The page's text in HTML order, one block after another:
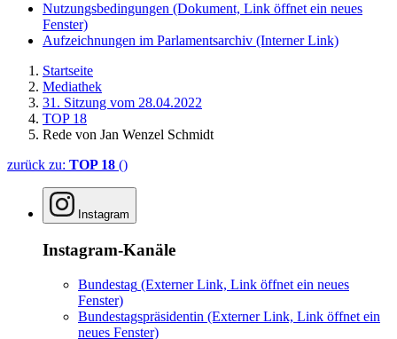
Nutzungsbedingungen (Dokument, Link öffnet ein neues
Fenster)
Aufzeichnungen im Parlamentsarchiv (Interner Link)
Startseite
Mediathek
31. Sitzung vom 28.04.2022
TOP 18
Rede von Jan Wenzel Schmidt
zurück zu: TOP 18 ()
Instagram
Instagram-Kanäle
Bundestag (Externer Link, Link öffnet ein neues
Fenster)
Bundestagspräsidentin (Externer Link, Link öffnet ein
neues Fenster)